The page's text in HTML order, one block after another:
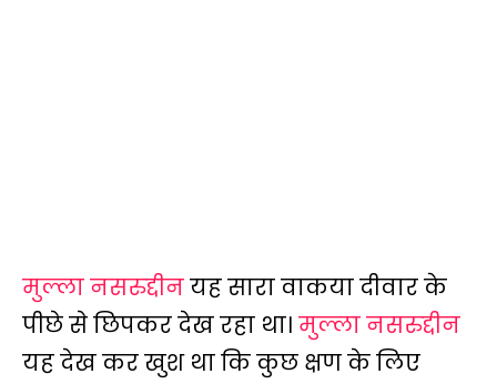
मुल्ला नसरुद्दीनयह सारा वाकया दीवार के
पीछे से छिपकर देख रहा था। मुल्ला नसरुद्दीन
यह देख कर खुश था कि कुछ क्षण के लिए